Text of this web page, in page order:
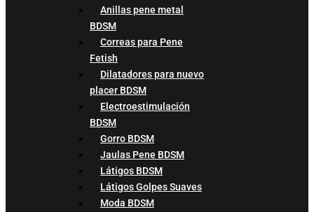
Anillas pene metal
BDSM
Correas para Pene
Fetish
Dilatadores para nuevo
placer BDSM
Electroestimulación
BDSM
Gorro BDSM
Jaulas Pene BDSM
Látigos BDSM
Látigos Golpes Suaves
Moda BDSM